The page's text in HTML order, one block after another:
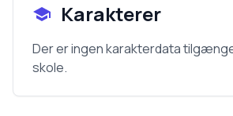
Karakterer
Der er ingen karakterdata
skole.